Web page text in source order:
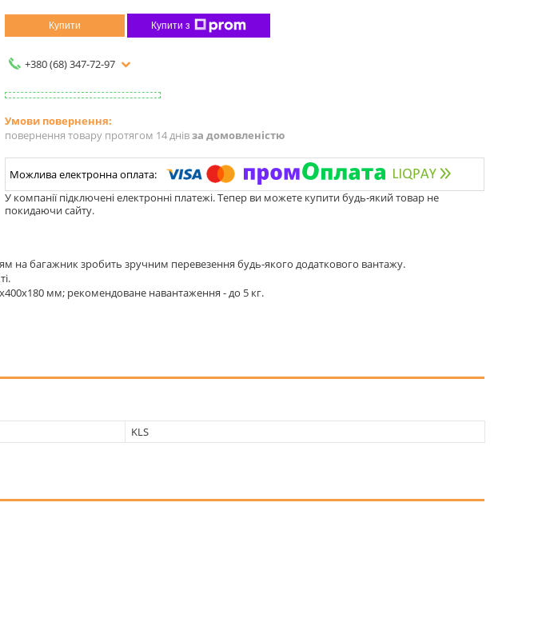
Купити Купити з
+380 (68) 347-72-97
повернення товару протягом 14 днівза домовленістю
У компанії підключені електронні платежі. Тепер ви можете купити будь-який товар не
покидаючи сайту.
на багажник зробить зручним перевезення будь-якого додаткового вантажу.
мм; рекомендоване навантаження - до 5 кг.
KLS